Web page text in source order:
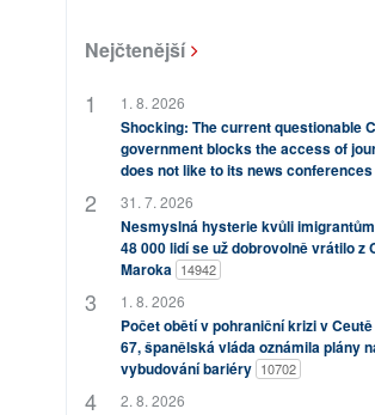
Nejčtenější
1. 8. 2026
Shocking: The current questionable
government blocks the access of
does not like to its news conferences
31. 7. 2026
Nesmyslná hysterie kvůli
48 000 lidí se už dobrovolně vrátilo z
Maroka 14942
1. 8. 2026
Počet obětí v pohraniční krizi v
67, španělská vláda oznámila plány
vybudování bariéry 10702
2. 8. 2026